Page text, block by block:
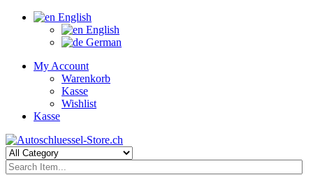
English
English
German
My Account
Warenkorb
Kasse
Wishlist
Kasse